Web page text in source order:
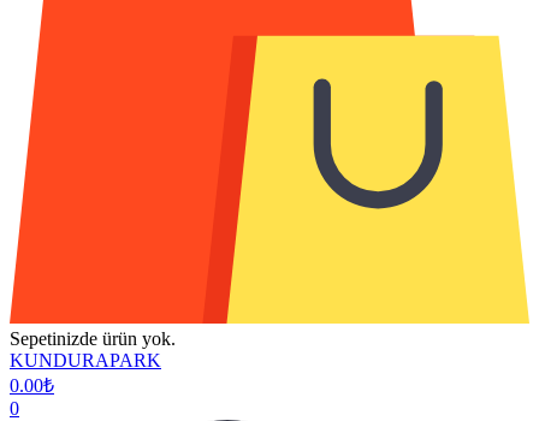
Sepetinizde ürün yok.
KUNDURAPARK
0.00₺
0